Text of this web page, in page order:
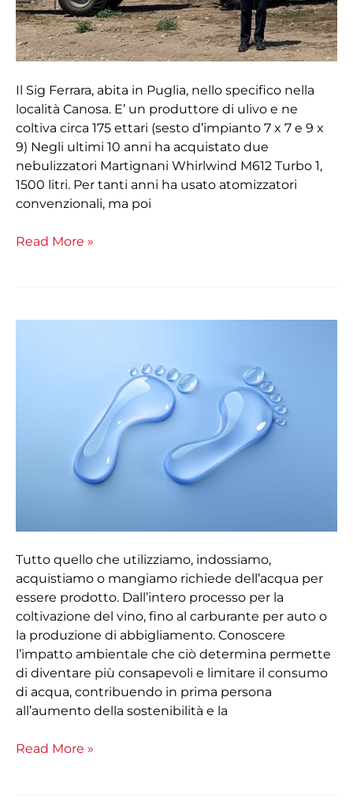
Il Sig Ferrara, abita in Puglia, nello specifico nella
località Canosa. E’ un produttore di ulivo e ne
coltiva circa 175 ettari (sesto d’impianto 7 x 7 e 9 x
9) Negli ultimi 10 anni ha acquistato due
nebulizzatori Martignani Whirlwind M612 Turbo 1,
1500 litri. Per tanti anni ha usato atomizzatori
convenzionali, ma poi
ettari
di
uliveto
a
Martignani”
Read More »
Tutto quello che utilizziamo, indossiamo,
acquistiamo o mangiamo richiede dell’acqua per
essere prodotto. Dall’intero processo per la
coltivazione del vino, fino al carburante per auto o
la produzione di abbigliamento. Conoscere
l’impatto ambientale che ciò determina permette
di diventare più consapevoli e limitare il consumo
di acqua, contribuendo in prima persona
all’aumento della sostenibilità e la
sostenibili.
Read More »